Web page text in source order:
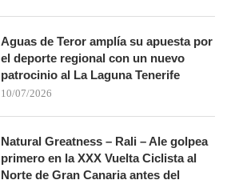
Aguas de Teror amplía su apuesta por
el deporte regional con un nuevo
patrocinio al La Laguna Tenerife
10/07/2026
Natural Greatness – Rali – Ale golpea
primero en la XXX Vuelta Ciclista al
Norte de Gran Canaria antes del